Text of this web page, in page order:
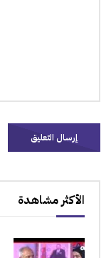
الأكثر مشاهدة